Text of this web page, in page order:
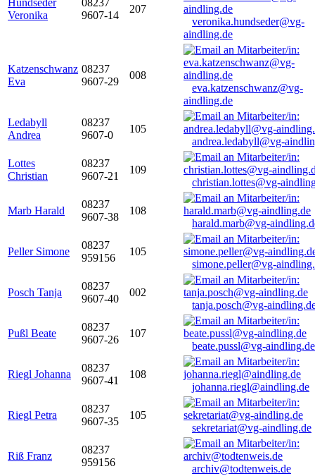
Hundseder
Veronika
08237
9607-14
207
veronika.hundseder@vg-
aindling.de
Katzenschwanz
Eva
08237
9607-29
008
eva.katzenschwanz@vg-
aindling.de
Ledabyll
Andrea
08237
9607-0
105
andrea.ledabyll@vg-
Lottes
Christian
08237
9607-21
109
christian.lottes@vg-
Marb Harald
08237
9607-38
108
harald.marb@vg-
Peller Simone
08237
959156
105
simone.peller@vg-
Posch Tanja
08237
9607-40
002
tanja.posch@vg-
Pußl Beate
08237
9607-26
107
beate.pussl@vg-aindling.de
Riegl Johanna
08237
9607-41
108
johanna.riegl@aindling.de
Riegl Petra
08237
9607-35
105
sekretariat@vg-aindling.de
Riß Franz
08237
959156
archiv@todtenweis.de